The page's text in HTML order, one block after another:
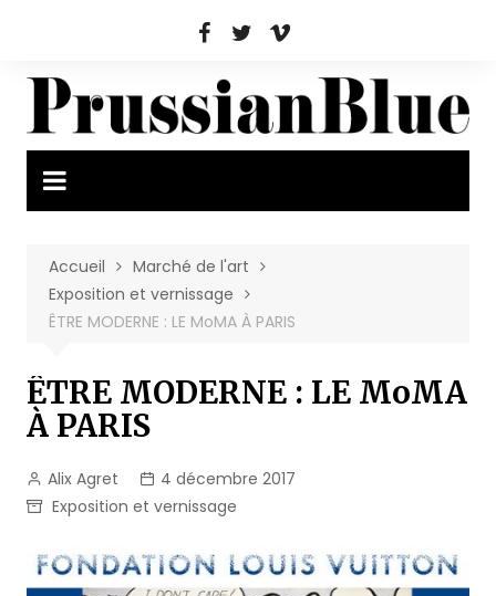
Accueil
Marché de l'art
Exposition et vernissage
ÊTRE MODERNE : LE MoMA À PARIS
ÊTRE MODERNE : LE MoMA
À PARIS
Alix Agret
4 décembre 2017
Exposition et vernissage